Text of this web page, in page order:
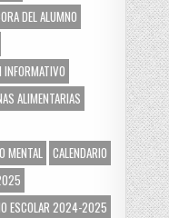
DEL ALUMNO
INFORMATIVO
ALIMENTARIAS
MENTAL CALENDARIO
ESCOLAR 2024-2025